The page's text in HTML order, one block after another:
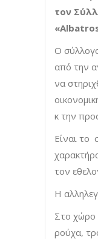
τον
«
Ο
από την
να
κ την
Είναι το
τον
Η
Στο χώρο
ρούχα,